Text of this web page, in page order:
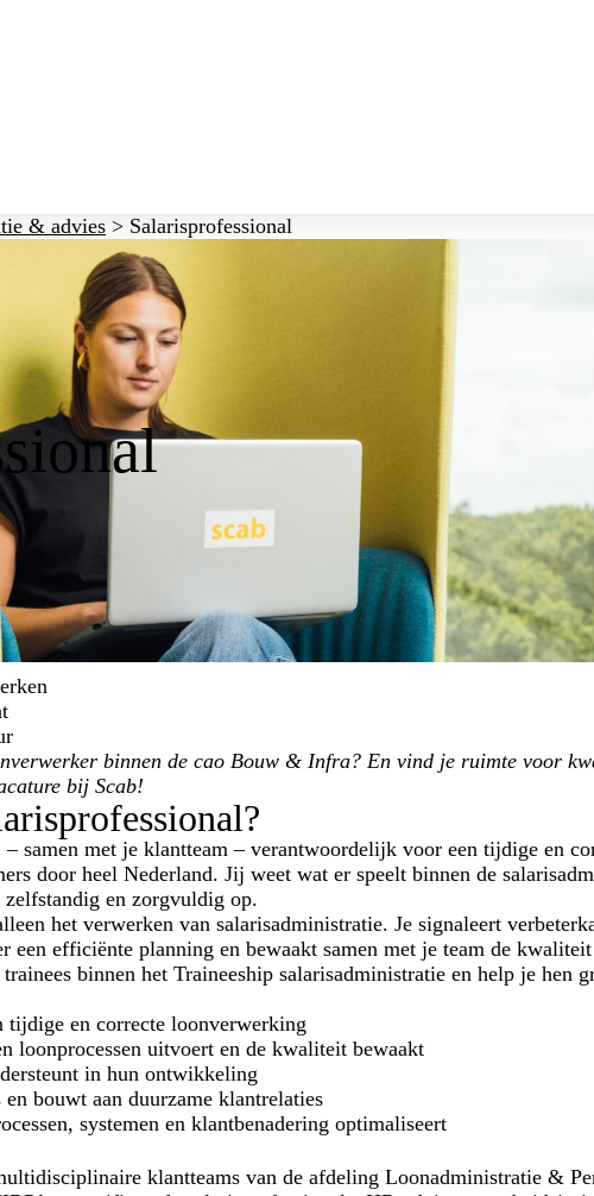
& advies > Salarisprofessional
binnen de cao Bouw & Infra? En vind je ruimte voor
bij Scab!
samen met je klantteam – verantwoordelijk voor een tijdige en
door heel Nederland. Jij weet wat er speelt binnen de
en zorgvuldig op.
het verwerken van salarisadministratie. Je signaleert
een efficiënte planning en bewaakt samen met je team de
binnen het Traineeship salarisadministratie en help je hen
tijdige en correcte loonverwerking
loonprocessen uitvoert en de kwaliteit bewaakt
in hun ontwikkeling
bouwt aan duurzame klantrelaties
systemen en klantbenadering optimaliseert
klantteams van de afdeling Loonadministratie &